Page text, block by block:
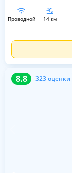
проводной 14 км
8.8 323 оценки
8.8 323 оценки